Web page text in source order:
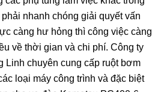
nhanh chóng giải quyết vấn
càng hư hỏng thì công việc càng
về thời gian và chi phí. Công ty
Linh chuyên cung cấp ruột bơm
loại máy công trình và đặc biệt